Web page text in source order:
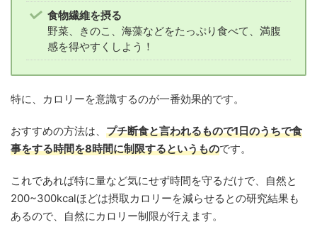
食物繊維を摂る
野菜、きのこ、海藻などをたっぷり食べて、満腹
感を得やすくしよう！
特に、カロリーを意識するのが一番効果的です。
おすすめの方法は、 プチ断食と言われるもので1日のうちで食
事をする時間を8時間に制限するというものです。
これであれば特に量など気にせず時間を守るだけで、自然と
200~300kcalほどは摂取カロリーを減らせるとの研究結果も
あるので、自然にカロリー制限が行えます。